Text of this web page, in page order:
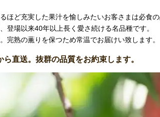
ど充実した果汁を愉しみたいお客さまは必食の
登場以来40年以上長く愛さ続ける名品種です。
熟の薫りを保つため常温でお届けい致します。
直送。抜群の品質をお約束します。